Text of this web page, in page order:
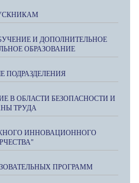
И ДОПОЛНИТЕЛЬНОЕ
ОБРАЗОВАНИЕ
ПОДРАЗДЕЛЕНИЯ
В ОБЛАСТИ БЕЗОПАСНОСТИ И
ТРУДА
ИННОВАЦИОННОГО
ПРОГРАММ